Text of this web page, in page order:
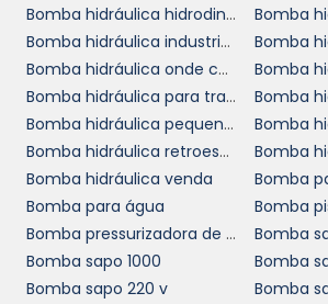
As características
centrífuga sem motorsão
entender sua aplicação
cenários. Este tipo de bomba
robusto e resistente à
condições adversas, tornando-
ideal para ambientes industriais
Além disso, seu design
customização e adaptação a
específicas de operação.
Bomba hidráulica hidrodinâmica
Bomba
Bomba hidráulica industrial preço
Bomba hidráulica onde comprar
Bomba hidráulica para trator
Bomba
Bomba hidráulica pequena preço
Bomba
Bomba hidráulica retroescavadeira
Bomba
Bomba hidráulica venda
Bomba
Bomba para água
Bomba
Bomba pressurizadora de água
Bomba
Bomba sapo 1000
Bomba
Bomba sapo 220 v
Bomba